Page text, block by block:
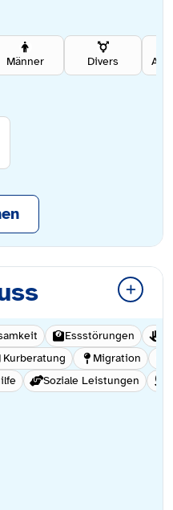
Männer Divers
Essstörungen
Kurberatung Migration
Soziale Leistungen